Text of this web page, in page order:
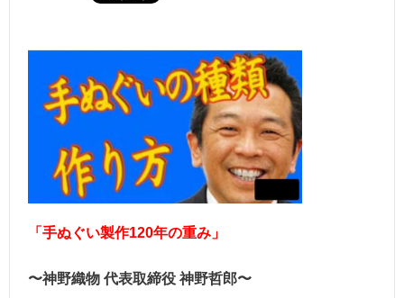
「手ぬぐい製作120年の重み」
〜神野織物 代表取締役 神野哲郎〜